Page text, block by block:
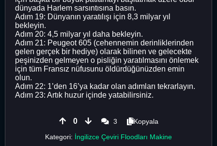
dünyada Harlem sarsıntısına basın.
Adım 19: Dünyanın yaratılışı için 8,3 milyar yıl
bekleyin.
Adım 20: 4,5 milyar yıl daha bekleyin.
Adım 21: Peugeot 605 (cehennemin derinliklerinden
gelen gerçek bir hediye) olarak bilinen ve gelecekte
peşinizden gelmeyen o pisliğin yaratılmasını önlemek
için tüm Fransız nüfusunu öldürdüğünüzden emin
olun.
Adım 22: 1’den 16’ya kadar olan adımları tekrarlayın.
Adım 23: Artık huzur içinde yatabilirsiniz.
0 3
Kopyala
Kategori: İngilizce Çeviri Floodları Makine